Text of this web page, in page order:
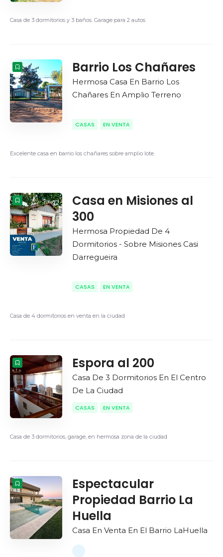
Casa de 3 dormitorios y 3 baños. Garage para 2 autos
Barrio Los Chañares
Hermosa Casa En Barrio Los
Chañares En Amplio Terreno
CASAS EN VENTA
Excelente casa en barrio los chañares sobre amplio lote.
Casa en Misiones al
300
Hermosa Propiedad De 4
Dormitorios - Sobre Misiones Casi
Darregueira
CASAS EN VENTA
Casa de 4 dormitorios en venta en la ciudad
Espora al 200
Casa De 3 Dormitorios En El Centro
De La Ciudad
CASAS EN VENTA
Casa de 3 dormitorios, garage, en hermosa zona de la ciudad
Espectacular
Propiedad Barrio La
Huella
Casa En Venta En El Barrio LaHuella